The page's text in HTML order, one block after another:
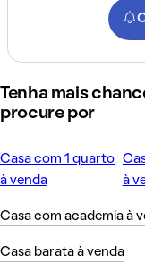
Tenha mais
procure por
Casa com 1 quarto
à venda
à
Casa com academia à
Casa barata à venda